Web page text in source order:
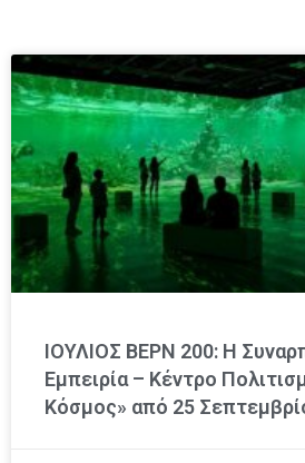
ΙΟΥΛΙΟΣ ΒΕΡΝ 200: Η
Εμπειρία – Κέντρο
Κόσμος» από 25